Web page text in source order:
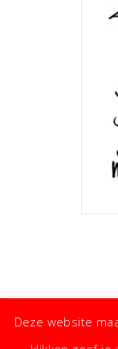
Deze website